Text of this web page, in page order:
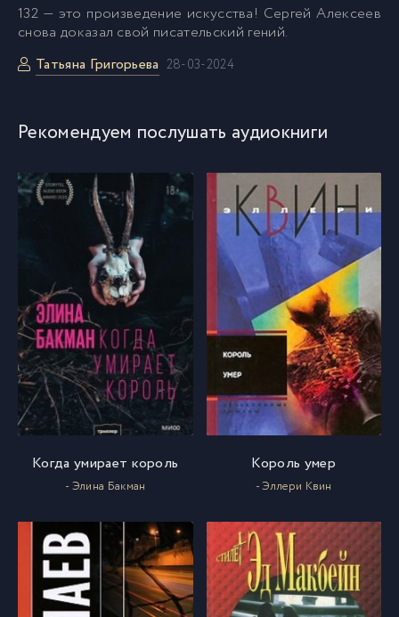
52 anekseev_utoli_pechali_051
53 anekseev_utoli_pechali_052
55 anekseev_utoli_pechali_054
anekseev_utoli_pechali_055
anekseev_utoli_pechali_056
58 anekseev_utoli_pechali_057
59 anekseev_utoli_pechali_058
anekseev_utoli_pechali_061
anekseev_utoli_pechali_062
132 — это произведение искусства! Сергей Алексеев
снова доказал свой писательский гений.
Татьяна Григорьева 28-03-2024
Рекомендуем послушать аудиокниги
Когда умирает король
- Элина Бакман
Король умер
- Эллери Квин